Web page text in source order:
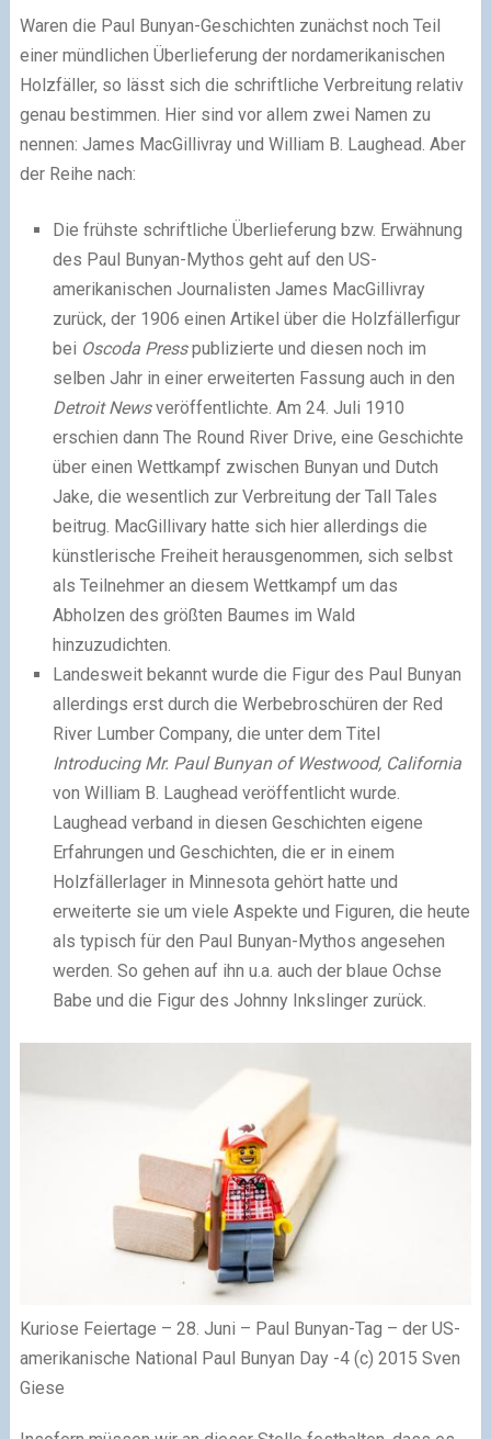
Waren die Paul Bunyan-Geschichten zunächst noch Teil
einer mündlichen Überlieferung der nordamerikanischen
Holzfäller, so lässt sich die schriftliche Verbreitung relativ
genau bestimmen. Hier sind vor allem zwei Namen zu
nennen: James MacGillivray und William B. Laughead. Aber
der Reihe nach:
Die frühste schriftliche Überlieferung bzw. Erwähnung
des Paul Bunyan-Mythos geht auf den US-
amerikanischen Journalisten James MacGillivray
zurück, der 1906 einen Artikel über die Holzfällerfigur
bei Oscoda Presspublizierte und diesen noch im
selben Jahr in einer erweiterten Fassung auch in den
Detroit Newsveröffentlichte. Am 24. Juli 1910
erschien dann The Round River Drive, eine Geschichte
über einen Wettkampf zwischen Bunyan und Dutch
Jake, die wesentlich zur Verbreitung der Tall Tales
beitrug. MacGillivary hatte sich hier allerdings die
künstlerische Freiheit herausgenommen, sich selbst
als Teilnehmer an diesem Wettkampf um das
Abholzen des größten Baumes im Wald
hinzuzudichten.
Landesweit bekannt wurde die Figur des Paul Bunyan
allerdings erst durch die Werbebroschüren der Red
River Lumber Company, die unter dem Titel
Introducing Mr. Paul Bunyan of Westwood, California
von William B. Laughead veröffentlicht wurde.
Laughead verband in diesen Geschichten eigene
Erfahrungen und Geschichten, die er in einem
Holzfällerlager in Minnesota gehört hatte und
erweiterte sie um viele Aspekte und Figuren, die heute
als typisch für den Paul Bunyan-Mythos angesehen
werden. So gehen auf ihn u.a. auch der blaue Ochse
Babe und die Figur des Johnny Inkslinger zurück.
Kuriose Feiertage – 28. Juni – Paul Bunyan-Tag – der US-
amerikanische National Paul Bunyan Day -4 (c) 2015 Sven
Giese